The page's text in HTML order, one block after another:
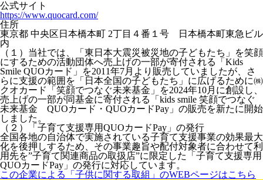
公式サイト
https://www.quocard.com/
住所
東京都 中央区日本橋本町 2丁目４番１号 日本橋本町東急ビル
内
（１）当社では、「東日本大震災被災地の子どもたち」を笑顔
にするための活動団体へ売上げの一部が寄付される「Kids
Smile QUOカード」を2011年7月より販売していましたが、さ
らに支援の範囲を「日本全国の子どもたち」に広げるために㈱
クオカード「笑顔でつなぐ未来基金」を2024年10月に創設し、
売上げの一部が同基金に寄付される「kids smile 笑顔でつなぐ
未来基金 QUOカード・QUOカードPay」の販売を新たに開始
しました。
（２）「子育て支援専用QUOカードPay」の発行
全国各地の自治体で実施されている子育て支援事業の効果最大
化を後押しするため、その事業趣旨や配付対象者に合わせて利
用先を”子育て関連商品の取扱店”に限定した「子育て支援専用
QUOカードPay」の発行に対応しています。
この企業による「子供に関する取組」のWEBページはこちら